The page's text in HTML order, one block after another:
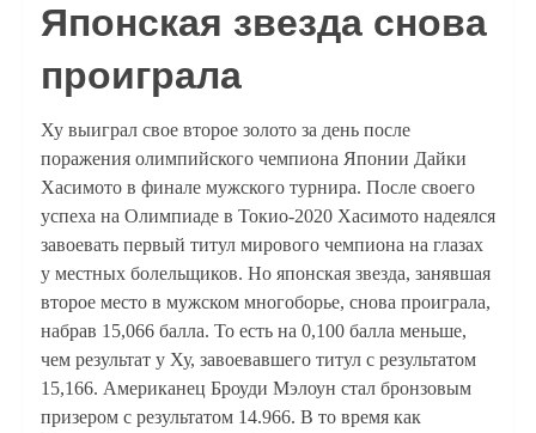
Японская звезда снова
проиграла
Ху выиграл свое второе золото за день после
поражения олимпийского чемпиона Японии Дайки
Хасимото в финале мужского турнира. После своего
успеха на Олимпиаде в Токио-2020 Хасимото надеялся
завоевать первый титул мирового чемпиона на глазах
у местных болельщиков. Но японская звезда, занявшая
второе место в мужском многоборье, снова проиграла,
набрав 15,066 балла. То есть на 0,100 балла меньше,
чем результат у Ху, завоевавшего титул с результатом
15,166. Американец Броуди Мэлоун стал бронзовым
призером с результатом 14.966. В то время как